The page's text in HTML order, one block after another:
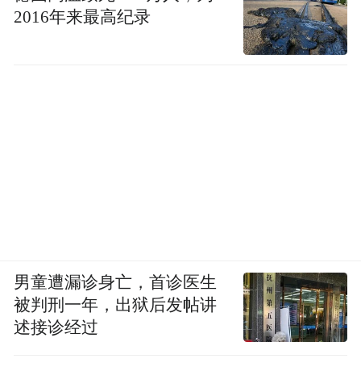
2016年来最高纪录
男童遭漏诊身亡，首诊医生
被判刑一年，出狱后发帖讲
述接诊经过